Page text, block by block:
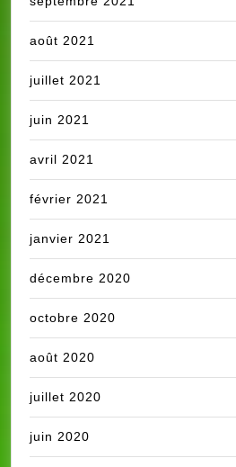
août 2021
juillet 2021
juin 2021
avril 2021
février 2021
janvier 2021
décembre 2020
octobre 2020
août 2020
juillet 2020
juin 2020